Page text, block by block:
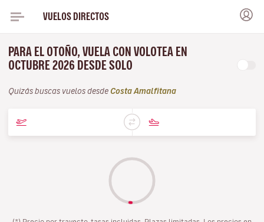
VUELOS DIRECTOS
PARA EL OTOÑO, VUELA CON VOLOTEA EN
OCTUBRE 2026 DESDE SOLO
Quizás buscas vuelos desde Costa Amalfitana